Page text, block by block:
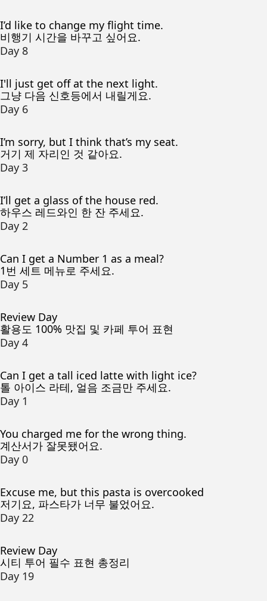
I’d like to change my flight time.
비행기 시간을 바꾸고 싶어요.
Day 8
I'll just get off at the next light.
그냥 다음 신호등에서 내릴게요.
Day 6
I’m sorry, but I think that’s my seat.
거기 제 자리인 것 같아요.
Day 3
I’ll get a glass of the house red.
하우스 레드와인 한 잔 주세요.
Day 2
Can I get a Number 1 as a meal?
1번 세트 메뉴로 주세요.
Day 5
Review Day
활용도 100% 맛집 및 카페 투어 표현
Day 4
Can I get a tall iced latte with light ice?
톨 아이스 라테, 얼음 조금만 주세요.
Day 1
You charged me for the wrong thing.
계산서가 잘못됐어요.
Day 0
Excuse me, but this pasta is overcooked
저기요, 파스타가 너무 불었어요.
Day 22
Review Day
시티 투어 필수 표현 총정리
Day 19